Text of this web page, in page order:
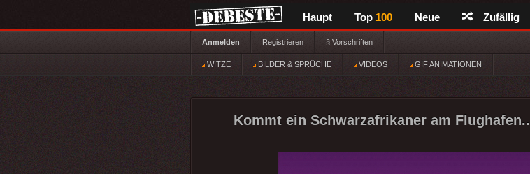
Haupt Top 100 Neue Zufällig
Anmelden Registrieren § Vorschriften
WITZE BILDER & SPRÜCHE VIDEOS GIF ANIMATIONEN
Kommt ein Schwarzafrikaner am Flughafen..